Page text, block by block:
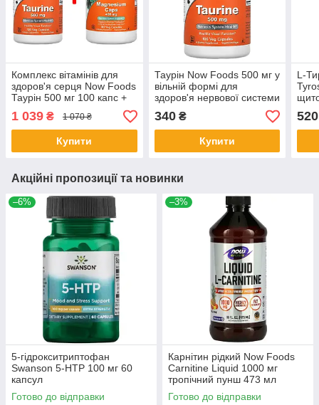
Комплекc вітамінів для
здоров'я серця Now Foods
Таурін 500 мг 100 капс +
Магній 400 мг 180 капс
1 039 ₴ 1 070 ₴
Купити
Таурін Now Foods 500 мг у
​​вільній формі для
здоров'я нервової системи
100 капсул
340₴
Купити
L-
520
Акційні пропозиції та новинки
–6%
5-гідрокситриптофан
Swanson 5-НТР 100 мг 60
капсул
Готово до відправки
–3%
Карнітин рідкий Now Foods
Carnitine Liquid 1000 мг
тропічний пунш 473 мл
Готово до відправки